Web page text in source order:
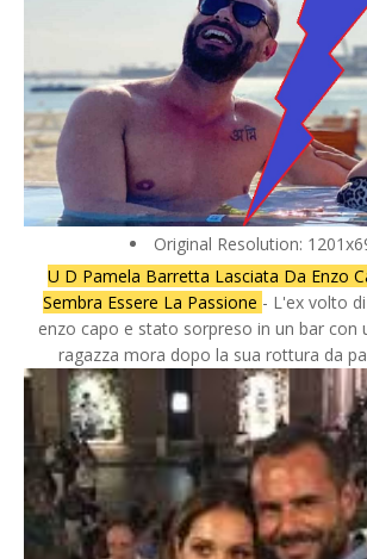
Original Resolution:
U D Pamela Barretta Lasciata Da Enzo
Sembra Essere La Passione - L'ex volto
enzo capo e stato sorpreso in un bar con
ragazza mora dopo la sua rottura da